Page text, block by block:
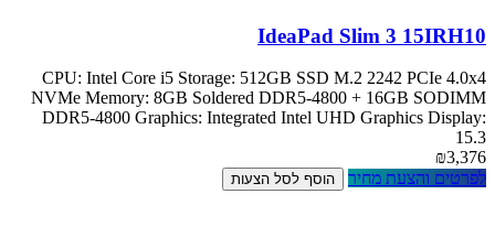
IdeaPad Slim 3 15IRH10
CPU: Intel Core i5 Storage: 512GB SSD M.2 2242 PCIe 4.0x4
NVMe Memory: 8GB Soldered DDR5-4800 + 16GB SODIMM
DDR5-4800 Graphics: Integrated Intel UHD Graphics Display:
15.3
₪3,376
לפרטים והצעת מחיר
הוסף לסל הצעות